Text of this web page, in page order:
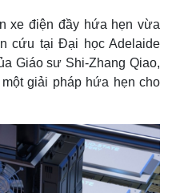
xe điện đầy hứa hẹn vừa
cứu tại Đại học Adelaide
Giáo sư Shi-Zhang Qiao,
giải pháp hứa hẹn cho